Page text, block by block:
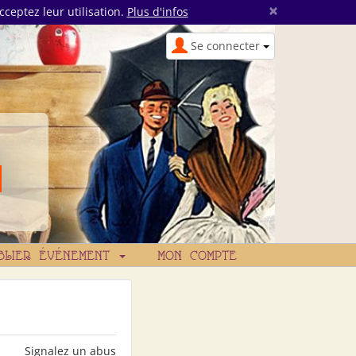
leur utilisation. Plus d'infos ×
Se connecter
ÉVÉNEMENT MON COMPTE
Signalez un abus